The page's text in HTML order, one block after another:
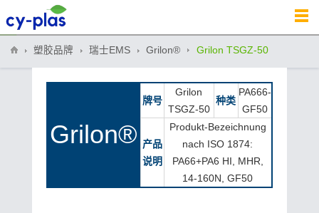
塑胶品牌 瑞士EMS Grilon® Grilon TSGZ-50
Grilon®
牌号
Grilon
TSGZ-50
种类
PA666-
GF50
产品
说明
Produkt-Bezeichnung
nach ISO 1874:
PA66+PA6 HI, MHR,
14-160N, GF50